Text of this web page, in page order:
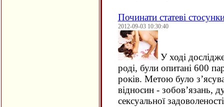
Починати статеві
2012-09-03 10:30:40
У ході
роді, були опитані 600
років. Метою було
відносин - зобов’язань,
сексуальної